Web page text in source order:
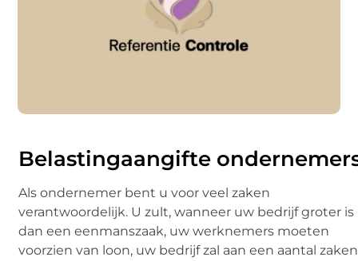
Belastingaangifte
Als ondernemer bent u voor veel zaken
verantwoordelijk. U zult, wanneer uw bedrijf groter is
dan een eenmanszaak, uw werknemers moeten
voorzien van loon, uw bedrijf zal aan een aantal zaken